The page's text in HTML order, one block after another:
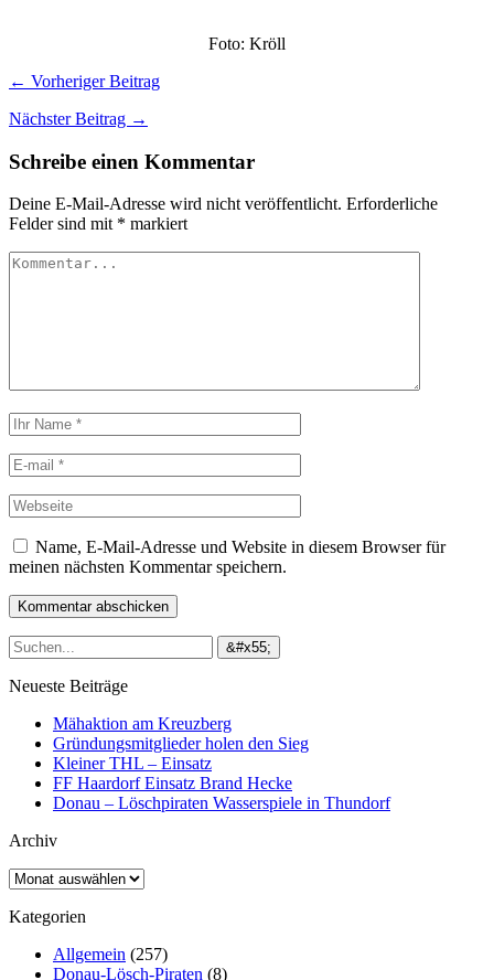
Foto: Kröll
← Vorheriger Beitrag
Nächster Beitrag →
Schreibe einen Kommentar
Deine E-Mail-Adresse wird nicht veröffentlicht. Erforderliche
Felder sind mit * markiert
Name, E-Mail-Adresse und Website in diesem Browser für
meinen nächsten Kommentar speichern.
Neueste Beiträge
Mähaktion am Kreuzberg
Gründungsmitglieder holen den Sieg
Kleiner THL – Einsatz
FF Haardorf Einsatz Brand Hecke
Donau – Löschpiraten Wasserspiele in Thundorf
Archiv
Archiv
Kategorien
Allgemein (257)
Donau-Lösch-Piraten (8)